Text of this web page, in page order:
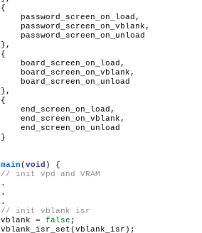
}
main(void )
// init vpd and VRAM
// init vblank isr
vblank
= false